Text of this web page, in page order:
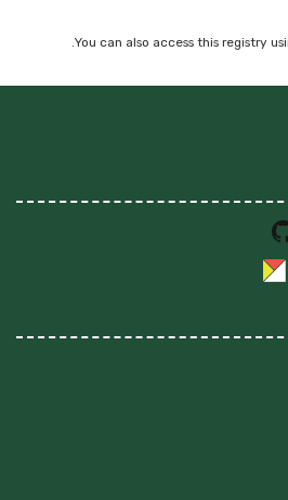
You can also access this registry